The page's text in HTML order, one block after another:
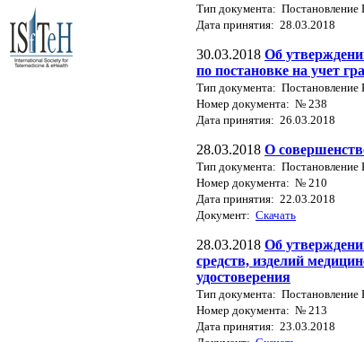
Тип документа: Постановление
Дата принятия: 28.03.2018
30.03.2018 Об
по постановке на учет
Тип документа: Постановление
Номер документа: № 238
Дата принятия: 26.03.2018
28.03.2018 О
Тип документа: Постановление
Номер документа: № 210
Дата принятия: 22.03.2018
Документ: Скачать
28.03.2018 Об
средств, изделий
удостоверения
Тип документа: Постановление
Номер документа: № 213
Дата принятия: 23.03.2018